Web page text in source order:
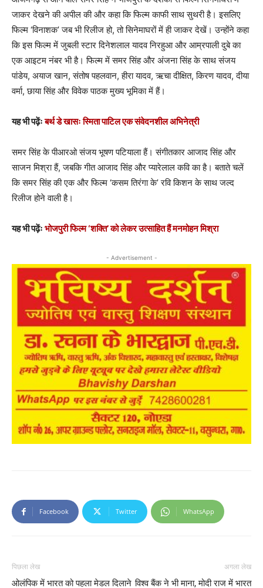
जाकर देखने की अपील की और कहा कि फिल्‍म काफी साथ सुथरी है। इसलिए
फिल्‍म ‘विनाशक’ जब भी रिलीज हो, तो सिनेमाघरों में ही जाकर देखें। उन्‍होंने कहा
कि इस फिल्‍म में जुबली स्‍टार दिनेशलाल यादव निरहुआ और आम्रपाली दुबे का
एक आइटम नंबर भी है। फिल्‍म में समर सिंह और अंजना सिंह के साथ संजय
पांडेय, अयाज खान, संतोष पहलवान, हीरा यादव, ऋचा दीक्षित, किरण यादव, दीया
वर्मा, छाया सिंह और विवेक पाठक मुख्‍य भूमिका में हैं।
यह भी पढ़ेंःबर्थ डे खासः स्मिता पाटिल एक संवेदनशील अभिनेत्री
समर सिंह के पीआरओ संजय भूषण पटियाला हैं। संगीतकार आजाद सिंह और
साजन मिश्रा हैं, जबकि गीत आजाद सिंह और प्‍यारेलाल कवि का है। बताते चलें
कि समर सिंह की एक और फिल्‍म ‘कसम तिरंगा के’ रवि किशन के साथ जल्‍द
रिलीज होने वाली है।
यह भी पढ़ेंः भोजपुरी फिल्‍म ‘शक्ति’ को लेकर उत्‍साहित हैं मनमोहन मिश्रा
- Advertisement -
Facebook Twitter WhatsApp
पिछला लेख
ओलंपिक में भारत को पहला मेडल दिलाने
अगला लेख
विश्व बैंक ने भी माना, मोदी राज में भारत